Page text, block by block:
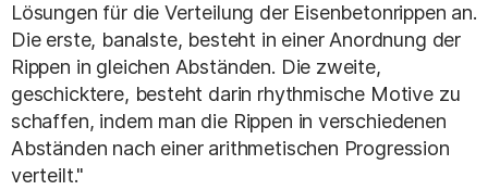
Lösungen für die Verteilung der Eisenbetonrippen an.
Die erste, banalste, besteht in einer Anordnung der
Rippen in gleichen Abständen. Die zweite,
geschicktere, besteht darin rhythmische Motive zu
schaffen, indem man die Rippen in verschiedenen
Abständen nach einer arithmetischen Progression
verteilt."